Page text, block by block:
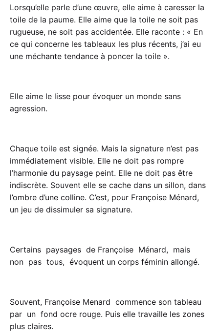
Lorsqu’elle parle d’une œuvre, elle aime à caresser la
toile de la paume. Elle aime que la toile ne soit pas
rugueuse, ne soit pas accidentée. Elle raconte : « En
ce qui concerne les tableaux les plus récents, j’ai eu
une méchante tendance à poncer la toile ».
Elle aime le lisse pour évoquer un monde sans
agression.
Chaque toile est signée. Mais la signature n’est pas
immédiatement visible. Elle ne doit pas rompre
l’harmonie du paysage peint. Elle ne doit pas être
indiscrète. Souvent elle se cache dans un sillon, dans
l’ombre d’une colline. C’est, pour Françoise Ménard,
un jeu de dissimuler sa signature.
Certains paysages de Françoise Ménard, mais
non pas tous, évoquent un corps féminin allongé.
Souvent, Françoise Menard commence son tableau
par un fond ocre rouge. Puis elle travaille les zones
plus claires.